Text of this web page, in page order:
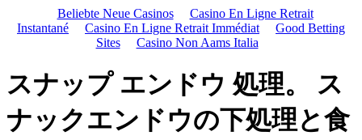
Beliebte Neue Casinos
Casino En Ligne Retrait
Instantané
Casino En Ligne Retrait Immédiat
Good Betting
Sites
Casino Non Aams Italia
スナップ エンドウ 処理。 ス
ナックエンドウの下処理と食